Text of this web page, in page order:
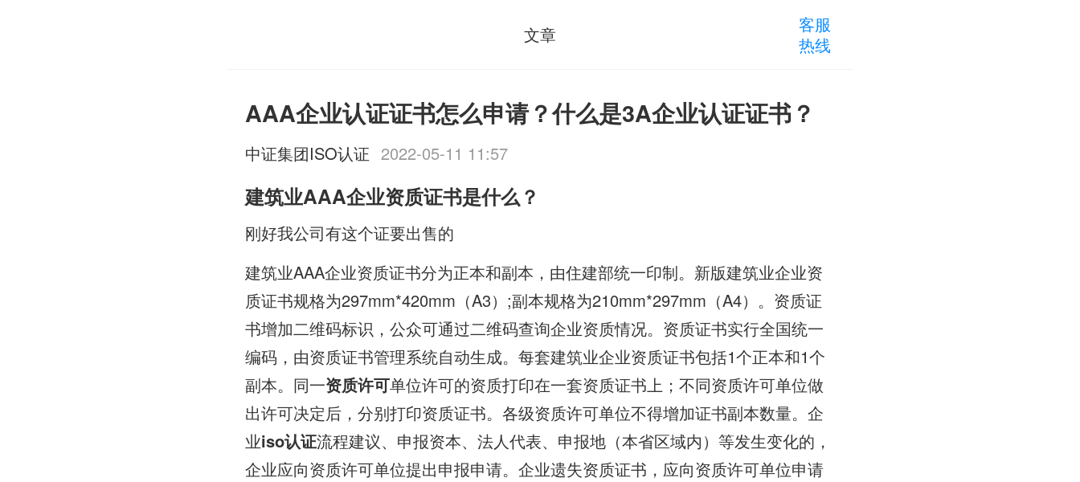
文章
客服
热线
AAA企业认证证书怎么申请？什么是3A企业认证证书？
中证集团ISO认证 2022-05-11 11:57
建筑业AAA企业资质证书是什么？
刚好我公司有这个证要出售的
建筑业AAA企业资质证书分为正本和副本，由住建部统一印制。新版建筑业企业资
质证书规格为297mm*420mm（A3）;副本规格为210mm*297mm（A4）。资质证
书增加二维码标识，公众可通过二维码查询企业资质情况。资质证书实行全国统一
编码，由资质证书管理系统自动生成。每套建筑业企业资质证书包括1个正本和1个
副本。同一资质许可单位许可的资质打印在一套资质证书上；不同资质许可单位做
出许可决定后，分别打印资质证书。各级资质许可单位不得增加证书副本数量。企
业iso认证流程建议、申报资本、法人代表、申报地（本省区域内）等发生变化的，
企业应向资质许可单位提出申报申请。企业遗失资质证书，应向资质许可单位申请